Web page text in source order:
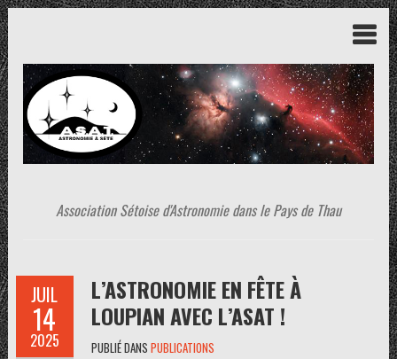
Association Sétoise d'Astronomie dans le Pays de Thau
JUIL
14
2025
L’ASTRONOMIE EN FÊTE À
LOUPIAN AVEC L’ASAT !
PUBLIÉ DANS PUBLICATIONS